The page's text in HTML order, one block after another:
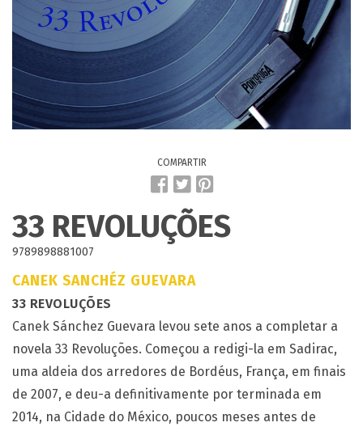
COMPARTIR
33 REVOLUÇÕES
9789898881007
CANEK SANCHÉZ GUEVARA
33 REVOLUÇÕES
Canek Sánchez Guevara levou sete anos a completar a
novela 33 Revoluções. Começou a redigi-la em Sadirac,
uma aldeia dos arredores de Bordéus, França, em finais
de 2007, e deu-a definitivamente por terminada em
2014, na Cidade do México, poucos meses antes de